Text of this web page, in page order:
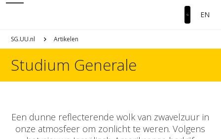
EN
SG.UU.nl Artikelen
Studium Generale
Een dunne reflecterende wolk van zwavelzuur in
onze atmosfeer om zonlicht te weren. Volgens